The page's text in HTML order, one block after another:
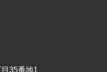
35番地1